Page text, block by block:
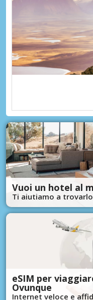
Vuoi un hotel al
Ti aiutiamo a trovarlo
eSIM per
Ovunque
Internet veloce e